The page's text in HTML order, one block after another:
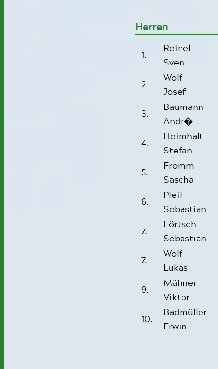
Herren
1.
Reinel
Sven
2.
Wolf
Josef
3.
Baumann
Andr�
4.
Heimhalt
Stefan
5.
Fromm
Sascha
6.
Pleil
Sebastian
7.
Förtsch
Sebastian
7.
Wolf
Lukas
9.
Mähner
Viktor
10.
Badmüller
Erwin